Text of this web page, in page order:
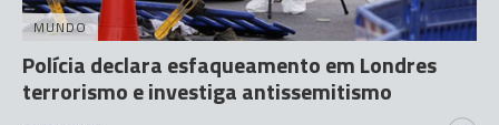
MUNDO
Polícia declara esfaqueamento em Londres
terrorismo e investiga antissemitismo